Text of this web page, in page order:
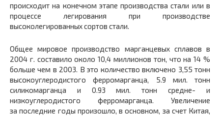
происходит на конечном этапе производства стали или в
процессе легирования при производстве
высоколегированных сортов стали.
Общее мировое производство марганцевых сплавов в
2004 г. составило около 10,4 миллионов тон, что на 14 %
больше чем в 2003. В это количество включено 3,55 тонн
высокоуглеродистого ферромарганца, 5.9 мил. тонн
силикомарганца и 0.93 мил. тонн средне- и
низкоуглеродистого ферромарганца. Увеличение
за последние годы произошло, в основном, за счет Китая,